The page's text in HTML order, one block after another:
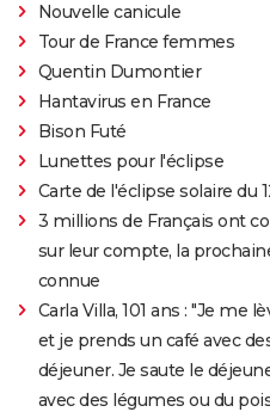
Nouvelle canicule
Tour de France femmes
Quentin Dumontier
Hantavirus en France
Bison Futé
Lunettes pour l'éclipse
Carte de l'éclipse solaire du
3 millions de Français ont
sur leur compte, la
connue
Carla Villa, 101 ans : "Je me
et je prends un café avec
déjeuner. Je saute le
avec des légumes ou du